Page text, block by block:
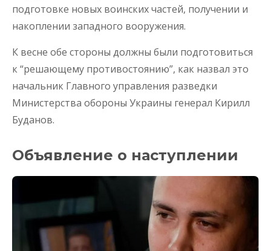
подготовке новых воинских частей, получении и
накоплении западного вооружения.
К весне обе стороны должны были подготовиться
к “решающему противостоянию”, как назвал это
начальник Главного управления разведки
Министерства обороны Украины генерал Кирилл
Буданов.
Объявление о наступлении